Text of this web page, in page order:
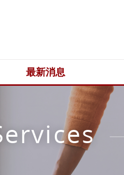
最新消息